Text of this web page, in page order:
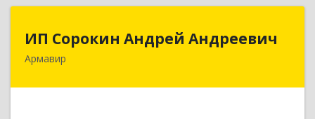
ИП Сорокин Андрей Андреевич
Армавир
ИП Сорокин Андрей Андреевич